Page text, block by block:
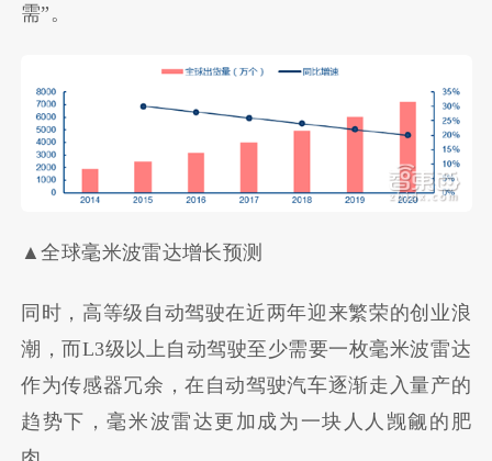
需”。
▲全球毫米波雷达增长预测
同时，高等级自动驾驶在近两年迎来繁荣的创业浪
潮，而L3级以上自动驾驶至少需要一枚毫米波雷达
作为传感器冗余，在自动驾驶汽车逐渐走入量产的
趋势下，毫米波雷达更加成为一块人人觊觎的肥